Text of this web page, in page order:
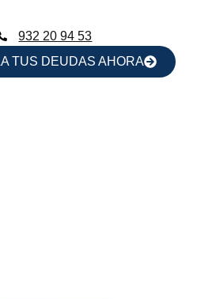
932 20 94 53
TUS DEUDAS AHORA